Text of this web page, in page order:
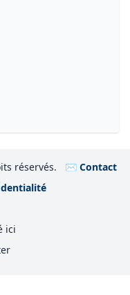
réservés.
✉️ Contact
ici